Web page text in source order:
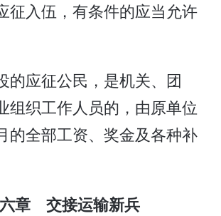
征入伍，有条件的应当允许
的应征公民，是机关、团
组织工作人员的，由原单位
的全部工资、奖金及各种补
章 交接运输新兵